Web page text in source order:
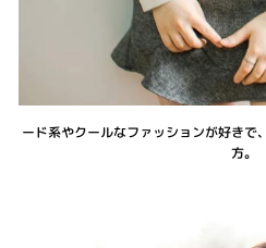
ード系やクールなファッションが好きで
方。